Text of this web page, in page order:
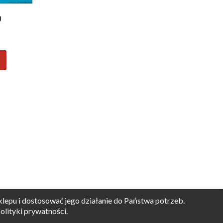
KONTAKT
i dostosować jego działanie do Państwa potrzeb.
prywatności.